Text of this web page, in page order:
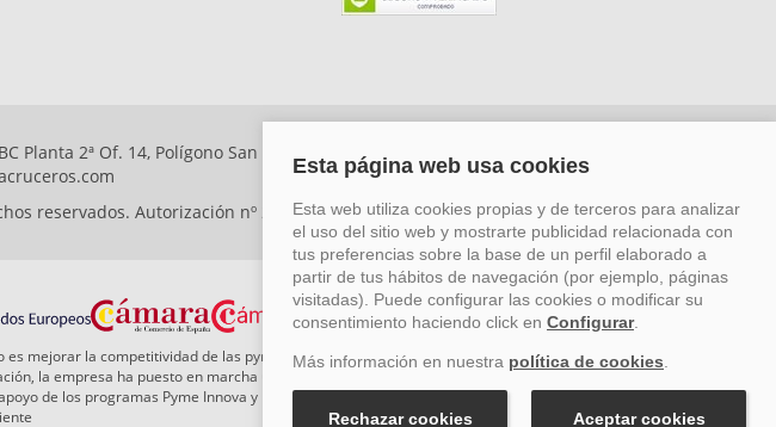
2ª Of. 14, Polígono San Rafael, Málaga. CP: 29006) Tel: +34 917 815 555 -
reservados. Autorización nº 29780-2
es mejorar la competitividad de las pymes mediante el impulso de la innovación, el desarrollo
la empresa ha puesto en marcha un Plan de Acción durante el año 2026 para reforzar su
de los programas Pyme Innova y Pyme Cibersegura de la Cámara de Comercio de Málaga.